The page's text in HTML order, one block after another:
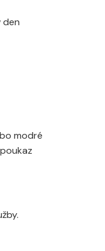
den
modré